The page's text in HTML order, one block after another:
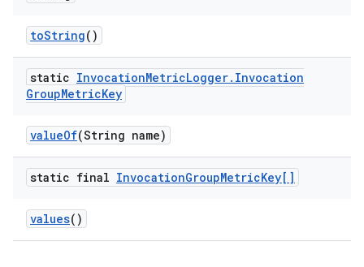
toString()
static InvocationMetricLogger. Invocation
GroupMetricKey
valueOf(String name)
static final InvocationGroupMetricKey[]
values()